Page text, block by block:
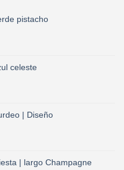
pistacho
celeste
| Diseño
| largo Champagne